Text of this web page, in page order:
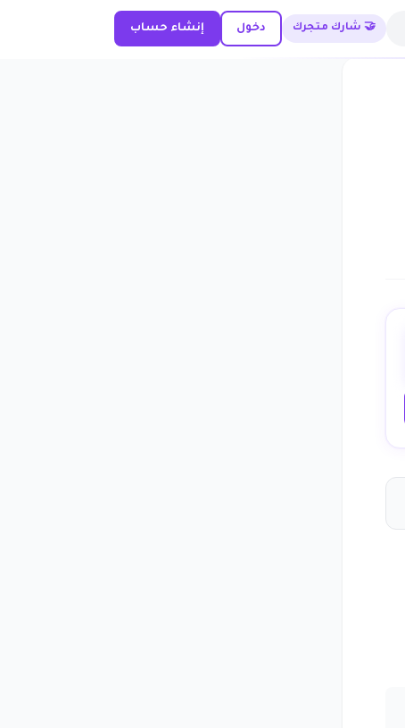
🤝 شارك متجرك دخول إنشاء حساب